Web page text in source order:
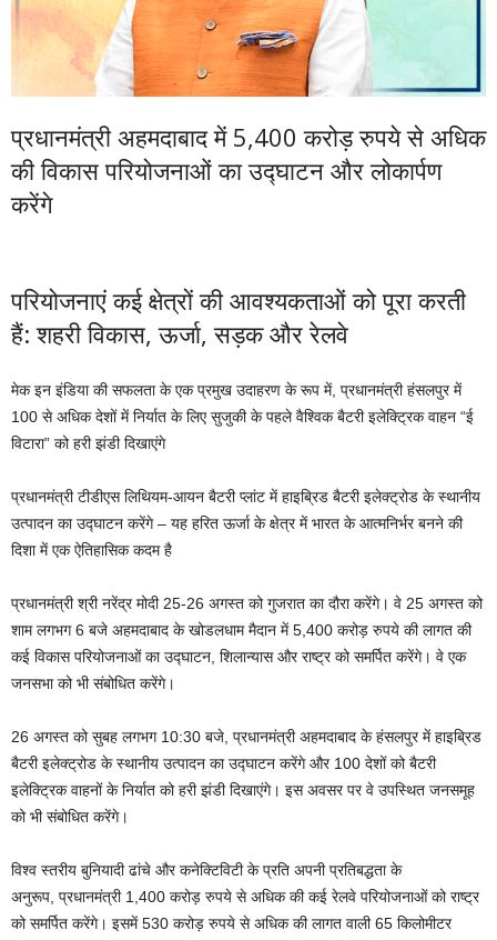
प्रधानमंत्री अहमदाबाद में 5,400 करोड़ रुपये से अधिक
की विकास परियोजनाओं का उद्घाटन और लोकार्पण
करेंगे
परियोजनाएं कई क्षेत्रों की आवश्‍यकताओं को पूरा करती
हैं: शहरी विकास, ऊर्जा, सड़क और रेलवे
मेक इन इंडिया की सफलता के एक प्रमुख उदाहरण के रूप में, प्रधानमंत्री हंसलपुर में
100 से अधिक देशों में निर्यात के लिए सुजुकी के पहले वैश्विक बैटरी इलेक्ट्रिक वाहन “ई
विटारा” को हरी झंडी दिखाएंगे
प्रधानमंत्री टीडीएस लिथियम-आयन बैटरी प्लांट में हाइब्रिड बैटरी इलेक्ट्रोड के स्थानीय
उत्पादन का उद्घाटन करेंगे – यह हरित ऊर्जा के क्षेत्र में भारत के आत्मनिर्भर बनने की
दिशा में एक ऐतिहासिक कदम है
प्रधानमंत्री श्री नरेंद्र मोदी 25-26 अगस्त को गुजरात का दौरा करेंगे। वे 25 अगस्त को
शाम लगभग 6 बजे अहमदाबाद के खोडलधाम मैदान में 5,400 करोड़ रुपये की लागत की
कई विकास परियोजनाओं का उद्घाटन, शिलान्यास और राष्ट्र को समर्पित करेंगे। वे एक
जनसभा को भी संबोधित करेंगे।
26 अगस्त को सुबह लगभग 10:30 बजे, प्रधानमंत्री अहमदाबाद के हंसलपुर में हाइब्रिड
बैटरी इलेक्ट्रोड के स्थानीय उत्पादन का उद्घाटन करेंगे और 100 देशों को बैटरी
इलेक्ट्रिक वाहनों के निर्यात को हरी झंडी दिखाएंगे। इस अवसर पर वे उपस्थित जनसमूह
को भी संबोधित करेंगे।
विश्व स्तरीय बुनियादी ढांचे और कनेक्टिविटी के प्रति अपनी प्रतिबद्धता के
अनुरूप, प्रधानमंत्री 1,400 करोड़ रुपये से अधिक की कई रेलवे परियोजनाओं को राष्ट्र
को समर्पित करेंगे। इसमें 530 करोड़ रुपये से अधिक की लागत वाली 65 किलोमीटर